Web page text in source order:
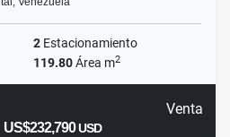
2 Estacionamiento
119.80Área m2
Venta
US$232,790USD